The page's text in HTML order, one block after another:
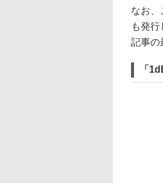
なお、
も発
記事の
「